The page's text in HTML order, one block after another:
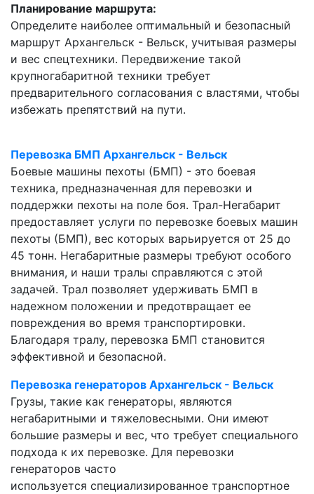
Планирование маршрута:
Определите наиболее оптимальный и безопасный
маршрут Архангельск - Вельск, учитывая размеры
и вес спецтехники. Передвижение такой
крупногабаритной техники требует
предварительного согласования с властями, чтобы
избежать препятствий на пути.
Перевозка БМП Архангельск - Вельск
Боевые машины пехоты (БМП) - это боевая
техника, предназначенная для перевозки и
поддержки пехоты на поле боя. Трал-Негабарит
предоставляет услуги по перевозке боевых машин
пехоты (БМП), вес которых варьируется от 25 до
45 тонн. Негабаритные размеры требуют особого
внимания, и наши тралы справляются с этой
задачей. Трал позволяет удерживать БМП в
надежном положении и предотвращает ее
повреждения во время транспортировки.
Благодаря тралу, перевозка БМП становится
эффективной и безопасной.
Перевозка генераторов Архангельск - Вельск
Грузы, такие как генераторы, являются
негабаритными и тяжеловесными. Они имеют
большие размеры и вес, что требует специального
подхода к их перевозке. Для перевозки
генераторов часто
используется специализированное транспортное